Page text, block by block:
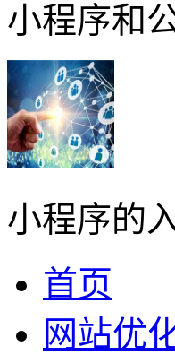
小程序和
小程序的
首页
网站优